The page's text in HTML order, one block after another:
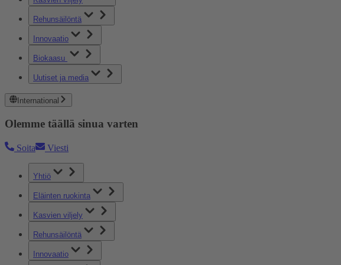
Rehunsäilöntä
Innovaatio
Biokaasu
Uutiset ja media
International
Olemme täällä sinua varten
Soita Viesti
Yhtiö
Eläinten ruokinta
Kasvien viljely
Rehunsäilöntä
Innovaatio